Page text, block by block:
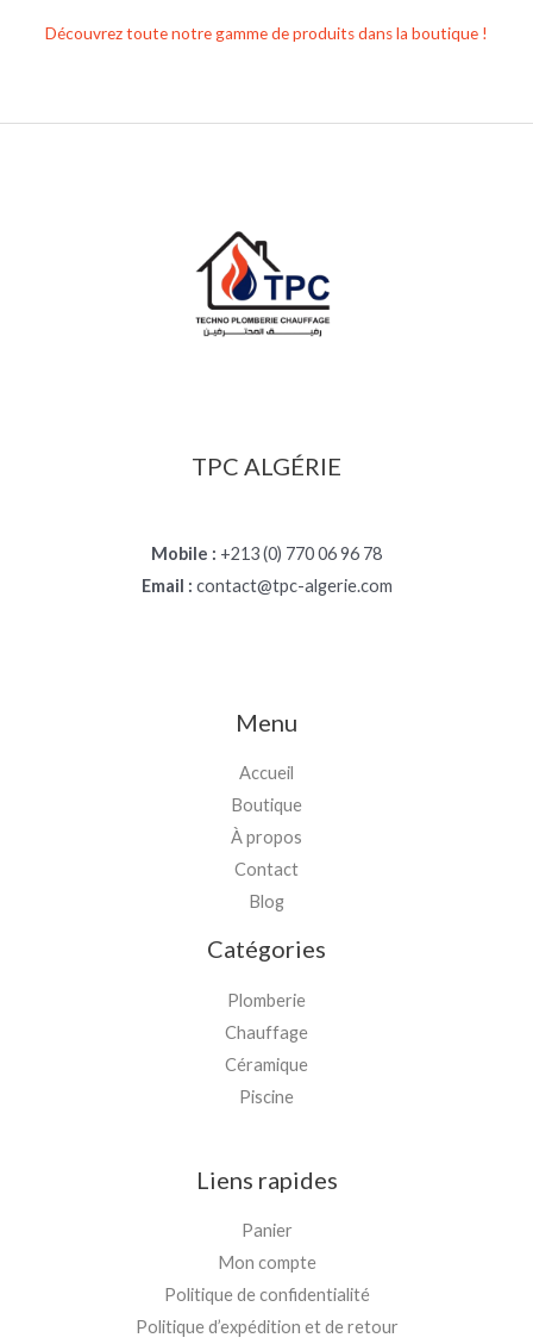
Découvrez toute notre gamme de produits dans la boutique !
TPC ALGÉRIE
Mobile : +213 (0) 770 06 96 78
Email : contact@tpc-algerie.com
Menu
Accueil
Boutique
À propos
Contact
Blog
Catégories
Plomberie
Chauffage
Céramique
Piscine
Liens rapides
Panier
Mon compte
Politique de confidentialité
Politique d’expédition et de retour